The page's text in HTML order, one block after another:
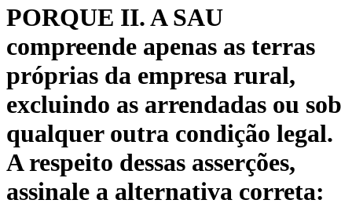
PORQUE II. A SAU
compreende apenas as terras
próprias da empresa rural,
excluindo as arrendadas ou sob
qualquer outra condição legal.
A respeito dessas asserções,
assinale a alternativa correta: